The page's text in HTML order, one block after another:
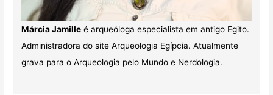
Márcia Jamilleé arqueóloga especialista em antigo Egito.
Administradora do site Arqueologia Egípcia. Atualmente
grava para o Arqueologia pelo Mundo e Nerdologia.